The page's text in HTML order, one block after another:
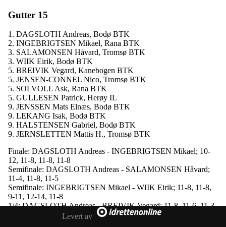
Gutter 15
1. DAGSLOTH Andreas, Bodø BTK
2. INGEBRIGTSEN Mikael, Rana BTK
3. SALAMONSEN Håvard, Tromsø BTK
3. WIIK Eirik, Bodø BTK
5. BREIVIK Vegard, Kanebogen BTK
5. JENSEN-CONNEL Nico, Tromsø BTK
5. SOLVOLL Ask, Rana BTK
5. GULLESEN Patrick, Herøy IL
9. JENSSEN Mats Elnæs, Bodø BTK
9. LEKANG Isak, Bodø BTK
9. HALSTENSEN Gabriel, Bodø BTK
9. JERNSLETTEN Mattis H., Tromsø BTK
Finale: DAGSLOTH Andreas - INGEBRIGTSEN Mikael; 10-
12, 11-8, 11-8, 11-8
Semifinale: DAGSLOTH Andreas - SALAMONSEN Håvard;
11-4, 11-8, 11-5
Semifinale: INGEBRIGTSEN Mikael - WIIK Eirik; 11-8, 11-8,
9-11, 12-14, 11-8
1/4: DAGSLOTH Andreas - BREIVIK Vegard; 11-8, 11-6, 11-3
1/4: INGEBRIGTSEN Mikael - JENSEN-CONNEL Nico; 11-2,
Levert av